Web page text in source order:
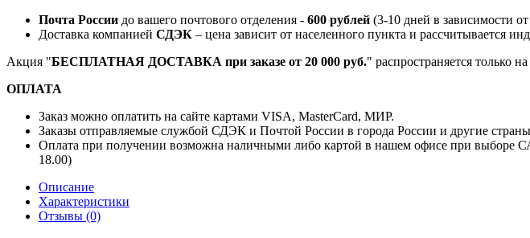
Почта России до вашего почтового отделения - 600 рублей (3-10 дней в зависимости
Доставка компанией СДЭК – цена зависит от населенного пункта и рассчитывается
Акция "БЕСПЛАТНАЯ ДОСТАВКА при заказе от 20 000 руб." распространяется только
ОПЛАТА
Заказ можно оплатить на сайте картами VISA, MasterCard, МИР.
Заказы отправляемые службой СДЭК и Почтой России в города России и другие
Оплата при получении возможна наличными либо картой в нашем офисе при выборе
18.00)
Описание
Характеристики
Отзывы (0)